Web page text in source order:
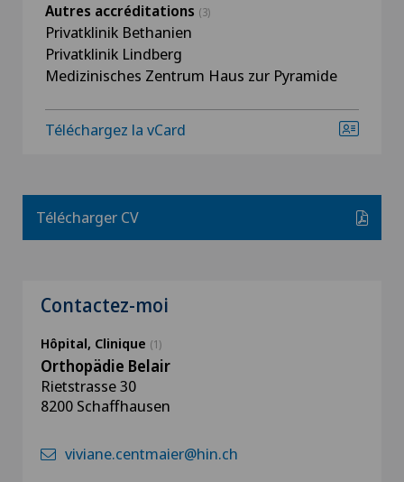
Autres accréditations (3)
Privatklinik Bethanien
Privatklinik Lindberg
Medizinisches Zentrum Haus zur Pyramide
Téléchargez la vCard
Télécharger CV
Contactez-moi
Hôpital, Clinique (1)
Orthopädie Belair
Rietstrasse 30
8200 Schaffhausen
viviane.centmaier@hin.ch